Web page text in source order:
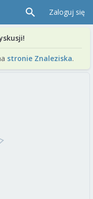
Zaloguj się
stronie Znaleziska.